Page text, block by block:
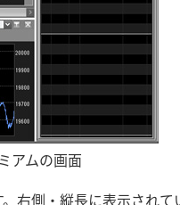
アムの画面
右側・縦長に表示され